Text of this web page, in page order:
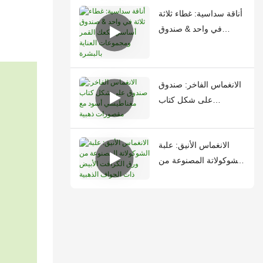
أناقة سداسية: غطاء ثلاثة
في واحد & صندوق
الانغماس الفاخر: صندوق
على شكل كتاب
مقصورات ذهبية
الانغماس الأنيق: علبة
الشوكولاتة المصنوعة من